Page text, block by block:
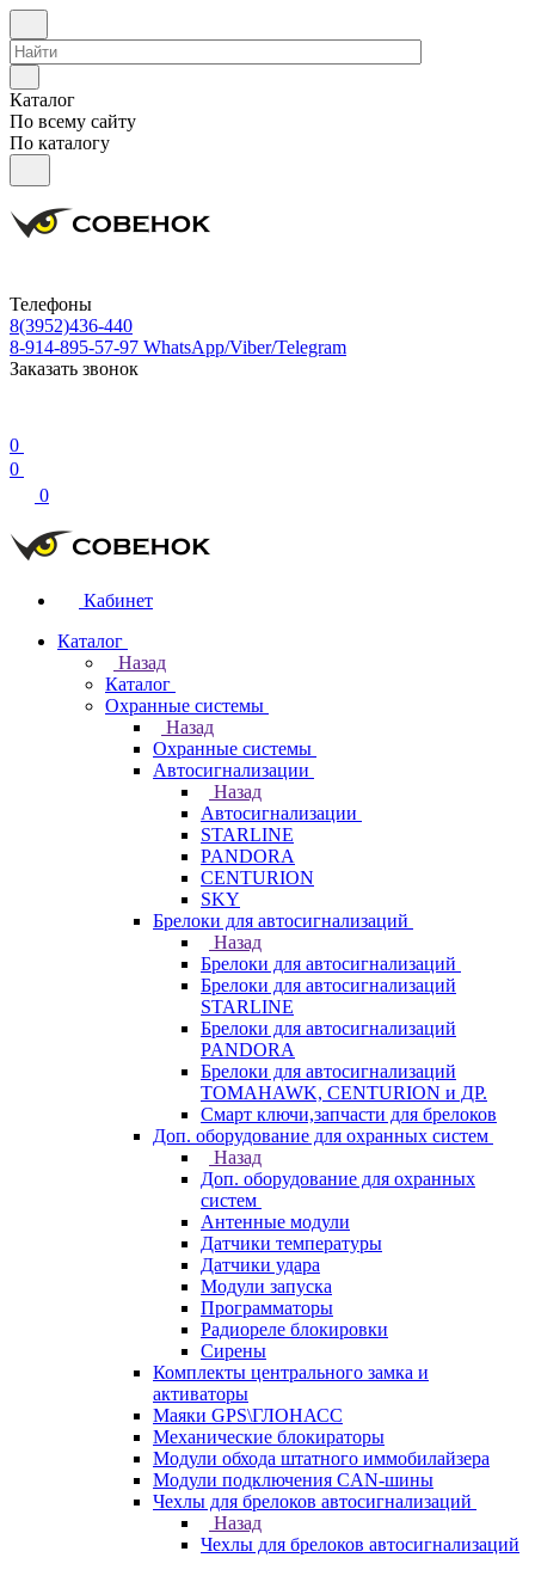
Каталог
По всему сайту
По каталогу
Телефоны
8(3952)436-440
8-914-895-57-97 WhatsApp/Viber/Telegram
Заказать звонок
0
0
0
Кабинет
Каталог
Назад
Каталог
Охранные системы
Назад
Охранные системы
Автосигнализации
Назад
Автосигнализации
STARLINE
PANDORA
CENTURION
SKY
Брелоки для автосигнализаций
Назад
Брелоки для автосигнализаций
Брелоки для автосигнализаций
STARLINE
Брелоки для автосигнализаций
PANDORA
Брелоки для автосигнализаций
TOMAHAWK, CENTURION и ДР.
Смарт ключи,запчасти для брелоков
Доп. оборудование для охранных систем
Назад
Доп. оборудование для охранных
систем
Антенные модули
Датчики температуры
Датчики удара
Модули запуска
Программаторы
Радиореле блокировки
Сирены
Комплекты центрального замка и
активаторы
Маяки GPS\ГЛОНАСС
Механические блокираторы
Модули обхода штатного иммобилайзера
Модули подключения CAN-шины
Чехлы для брелоков автосигнализаций
Назад
Чехлы для брелоков автосигнализаций